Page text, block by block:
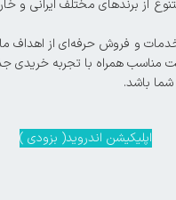
از برندهای مختلف ایرانی و
مناسب همراه با تجربه
باشد.
اپلیکیشن اندروید( بزودی )